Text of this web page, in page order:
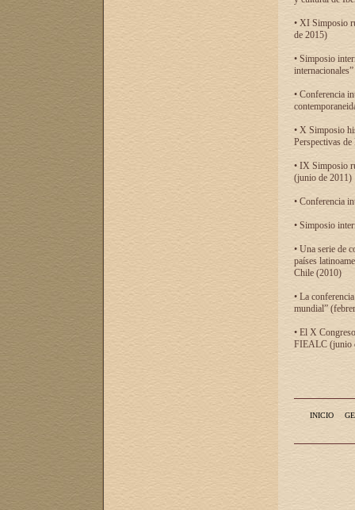
• XI Simposio
de 2015)
• Simposio
• Conferencia
• X Simposio
Perspectivas
• IX Simposio
(junio de 2011)
• Conferencia
• Simposio
• Una serie de
países
Chile (2010)
• La
mundial”
• El X
FIEALC (junio
INICIO